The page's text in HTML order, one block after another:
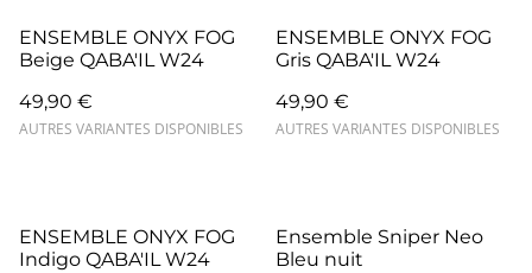
ENSEMBLE ONYX FOG
Beige QABA'IL W24
49,90 €
AUTRES VARIANTES DISPONIBLES
ENSEMBLE ONYX FOG
Gris QABA'IL W24
49,90 €
AUTRES VARIANTES DISPONIBLES
ENSEMBLE ONYX FOG
Indigo QABA'IL W24
Ensemble Sniper Neo
Bleu nuit